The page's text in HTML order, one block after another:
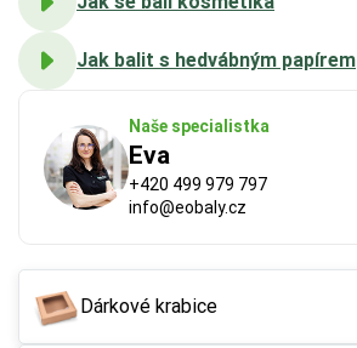
Naše specialistka
Eva
+420 499 979 797
info@eobaly.cz
Jak balit s hedvábným papírem
Dárkové krabice